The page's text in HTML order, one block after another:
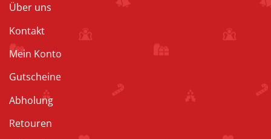
Über uns
Kontakt
Mein Konto
Gutscheine
Abholung
Retouren